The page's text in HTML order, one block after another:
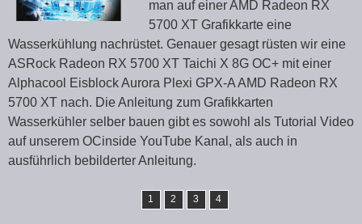
man auf einer AMD Radeon RX
5700 XT Grafikkarte eine
Wasserkühlung nachrüstet. Genauer gesagt rüsten wir eine
ASRock Radeon RX 5700 XT Taichi X 8G OC+ mit einer
Alphacool Eisblock Aurora Plexi GPX-A AMD Radeon RX
5700 XT nach. Die Anleitung zum Grafikkarten
Wasserkühler selber bauen gibt es sowohl als Tutorial Video
auf unserem OCinside YouTube Kanal, als auch in
ausführlich bebilderter Anleitung.
1 2 3 4